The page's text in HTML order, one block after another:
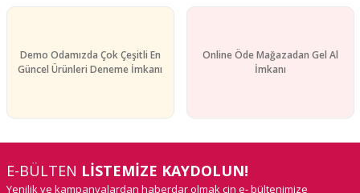
Demo Odamızda Çok Çeşitli En
Güncel Ürünleri Deneme İmkanı
Online Öde Mağazadan Gel Al
İmkanı
E-BÜLTEN LİSTEMİZE KAYDOLUN!
Yenilik ve kampanyalardan haberdar olmak çin e- bültenimize